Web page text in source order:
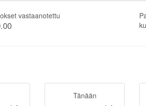
vastaanotettu
Tänään